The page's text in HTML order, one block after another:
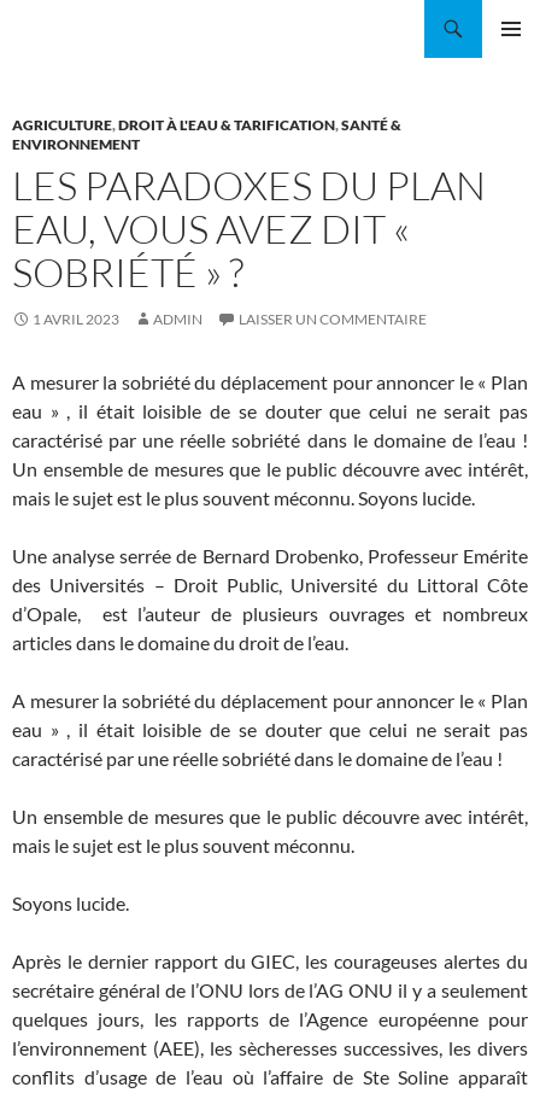
AGRICULTURE,DROIT À L'EAU & TARIFICATION,SANTÉ &
ENVIRONNEMENT
LES PARADOXES DU PLAN
EAU, VOUS AVEZ DIT «
SOBRIÉTÉ » ?
1 AVRIL 2023 ADMIN LAISSER UN COMMENTAIRE
A mesurer la sobriété du déplacement pour annoncer le « Plan
eau » , il était loisible de se douter que celui ne serait pas
caractérisé par une réelle sobriété dans le domaine de l’eau !
Un ensemble de mesures que le public découvre avec intérêt,
mais le sujet est le plus souvent méconnu. Soyons lucide.
Une analyse serrée de Bernard Drobenko, Professeur Emérite
des Universités – Droit Public, Université du Littoral Côte
d’Opale, est l’auteur de plusieurs ouvrages et nombreux
articles dans le domaine du droit de l’eau.
A mesurer la sobriété du déplacement pour annoncer le « Plan
eau » , il était loisible de se douter que celui ne serait pas
caractérisé par une réelle sobriété dans le domaine de l’eau !
Un ensemble de mesures que le public découvre avec intérêt,
mais le sujet est le plus souvent méconnu.
Soyons lucide.
Après le dernier rapport du GIEC, les courageuses alertes du
secrétaire général de l’ONU lors de l’AG ONU il y a seulement
quelques jours, les rapports de l’Agence européenne pour
l’environnement (AEE), les sècheresses successives, les divers
conflits d’usage de l’eau où l’affaire de Ste Soline apparaît